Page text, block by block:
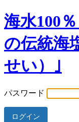
海水100
の伝統海
せい）｣
パスワード